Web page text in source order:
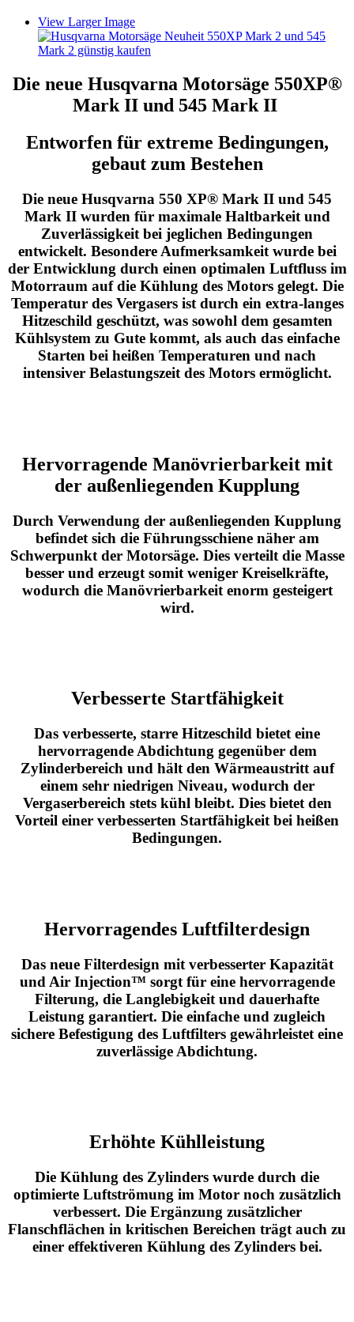
View Larger Image
Die neue Husqvarna Motorsäge 550XP®
Mark II und 545 Mark II
Entworfen für extreme Bedingungen,
gebaut zum Bestehen
Die neue Husqvarna 550 XP® Mark II und 545
Mark II wurden für maximale Haltbarkeit und
Zuverlässigkeit bei jeglichen Bedingungen
entwickelt. Besondere Aufmerksamkeit wurde bei
der Entwicklung durch einen optimalen Luftfluss im
Motorraum auf die Kühlung des Motors gelegt. Die
Temperatur des Vergasers ist durch ein extra-langes
Hitzeschild geschützt, was sowohl dem gesamten
Kühlsystem zu Gute kommt, als auch das einfache
Starten bei heißen Temperaturen und nach
intensiver Belastungszeit des Motors ermöglicht.
Hervorragende Manövrierbarkeit mit
der außenliegenden Kupplung
Durch Verwendung der außenliegenden Kupplung
befindet sich die Führungsschiene näher am
Schwerpunkt der Motorsäge. Dies verteilt die Masse
besser und erzeugt somit weniger Kreiselkräfte,
wodurch die Manövrierbarkeit enorm gesteigert
wird.
Verbesserte Startfähigkeit
Das verbesserte, starre Hitzeschild bietet eine
hervorragende Abdichtung gegenüber dem
Zylinderbereich und hält den Wärmeaustritt auf
einem sehr niedrigen Niveau, wodurch der
Vergaserbereich stets kühl bleibt. Dies bietet den
Vorteil einer verbesserten Startfähigkeit bei heißen
Bedingungen.
Hervorragendes Luftfilterdesign
Das neue Filterdesign mit verbesserter Kapazität
und Air Injection™ sorgt für eine hervorragende
Filterung, die Langlebigkeit und dauerhafte
Leistung garantiert. Die einfache und zugleich
sichere Befestigung des Luftfilters gewährleistet eine
zuverlässige Abdichtung.
Erhöhte Kühlleistung
Die Kühlung des Zylinders wurde durch die
optimierte Luftströmung im Motor noch zusätzlich
verbessert. Die Ergänzung zusätzlicher
Flanschflächen in kritischen Bereichen trägt auch zu
einer effektiveren Kühlung des Zylinders bei.